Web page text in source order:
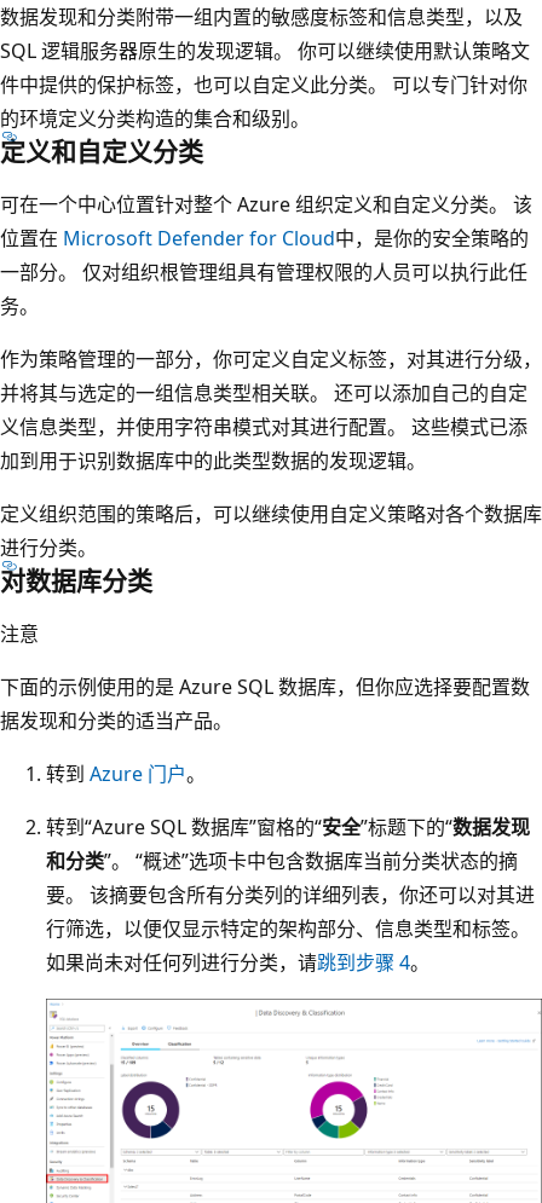
数据发现和分类附带一组内置的敏感度标签和信息类型，以及
SQL 逻辑服务器原生的发现逻辑。 你可以继续使用默认策略文
件中提供的保护标签，也可以自定义此分类。 可以专门针对你
的环境定义分类构造的集合和级别。
定义和自定义分类
可在一个中心位置针对整个 Azure 组织定义和自定义分类。 该
位置在 Microsoft Defender for Cloud中，是你的安全策略的
一部分。 仅对组织根管理组具有管理权限的人员可以执行此任
务。
作为策略管理的一部分，你可定义自定义标签，对其进行分级，
并将其与选定的一组信息类型相关联。 还可以添加自己的自定
义信息类型，并使用字符串模式对其进行配置。 这些模式已添
加到用于识别数据库中的此类型数据的发现逻辑。
定义组织范围的策略后，可以继续使用自定义策略对各个数据库
进行分类。
对数据库分类
注意
下面的示例使用的是 Azure SQL 数据库，但你应选择要配置数
据发现和分类的适当产品。
转到 Azure 门户。
转到“Azure SQL 数据库”窗格的“安全”标题下的“数据发现
和分类”。 “概述”选项卡中包含数据库当前分类状态的摘
要。 该摘要包含所有分类列的详细列表，你还可以对其进
行筛选，以便仅显示特定的架构部分、信息类型和标签。
如果尚未对任何列进行分类，请跳到步骤 4。